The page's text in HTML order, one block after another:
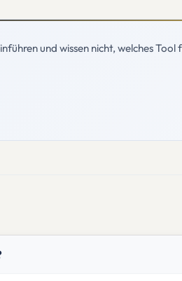
und wissen nicht, welches